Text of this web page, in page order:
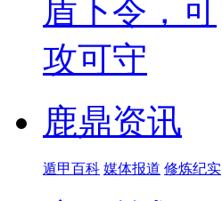
鹿鼎资讯
遁甲百科 媒体报道 修炼纪实